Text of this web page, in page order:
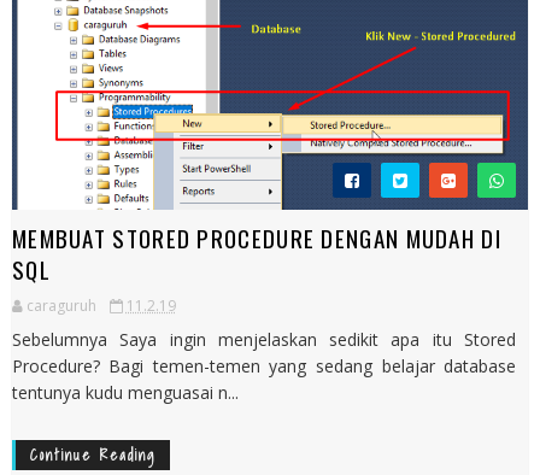
MEMBUAT STORED PROCEDURE DENGAN MUDAH DI
SQL
caraguruh 11.2.19
Sebelumnya Saya ingin menjelaskan sedikit apa itu Stored
Procedure? Bagi temen-temen yang sedang belajar database
tentunya kudu menguasai n...
Continue Reading